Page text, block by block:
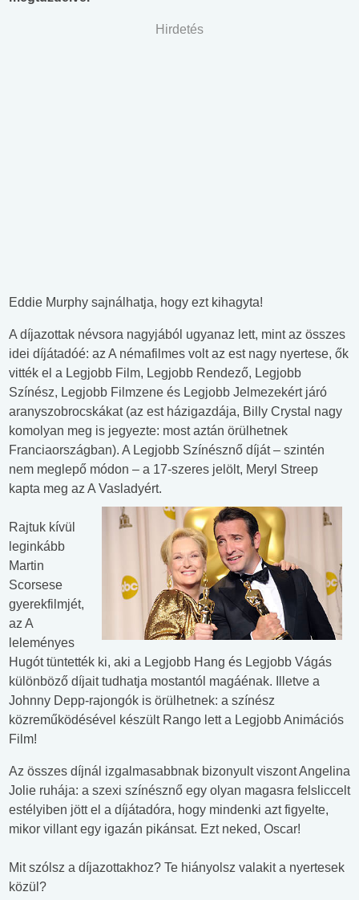
Hirdetés
Eddie Murphy sajnálhatja, hogy ezt kihagyta!
A díjazottak névsora nagyjából ugyanaz lett, mint az összes
idei díjátadóé: az A némafilmes volt az est nagy nyertese, ők
vitték el a Legjobb Film, Legjobb Rendező, Legjobb
Színész, Legjobb Filmzene és Legjobb Jelmezekért járó
aranyszobrocskákat (az est házigazdája, Billy Crystal nagy
komolyan meg is jegyezte: most aztán örülhetnek
Franciaországban). A Legjobb Színésznő díját – szintén
nem meglepő módon – a 17-szeres jelölt, Meryl Streep
kapta meg az A Vasladyért.
Rajtuk kívül
leginkább
Martin
Scorsese
gyerekfilmjét,
az A
leleményes
Hugót tüntették ki, aki a Legjobb Hang és Legjobb Vágás
különböző díjait tudhatja mostantól magáénak. Illetve a
Johnny Depp-rajongók is örülhetnek: a színész
közreműködésével készült Rango lett a Legjobb Animációs
Film!
Az összes díjnál izgalmasabbnak bizonyult viszont Angelina
Jolie ruhája: a szexi színésznő egy olyan magasra felsliccelt
estélyiben jött el a díjátadóra, hogy mindenki azt figyelte,
mikor villant egy igazán pikánsat. Ezt neked, Oscar!
Mit szólsz a díjazottakhoz? Te hiányolsz valakit a nyertesek
közül?